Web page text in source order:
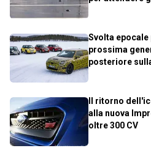
Svolta epocale
prossima
posteriore
Il ritorno
alla nuova
oltre 300 CV